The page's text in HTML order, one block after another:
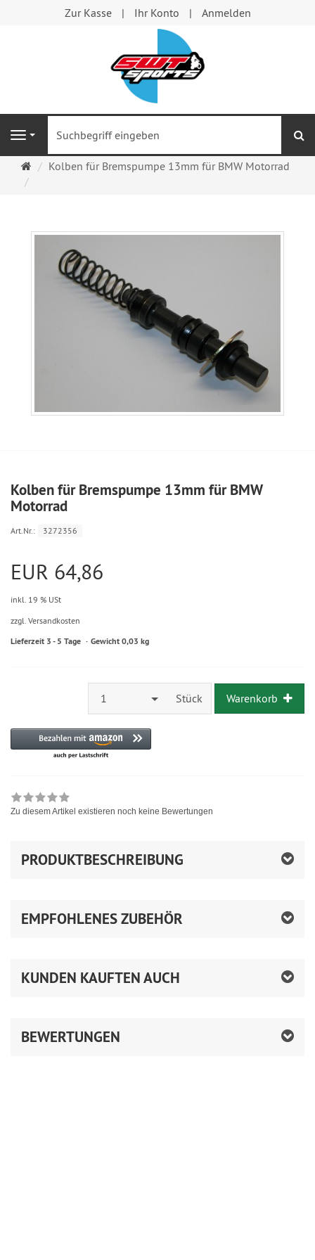
Zur Kasse Ihr Konto Anmelden
Navigation
Startseite
Kolben für Bremspumpe 13mm für BMW Motorrad
Kolben für Bremspumpe 13mm für BMW
Motorrad
Art.Nr.: 3272356
EUR 64,86
inkl. 19 % USt
zzgl. Versandkosten
Lieferzeit 3 - 5 Tage Gewicht 0,03 kg
1 Stück Warenkorb
Zu diesem Artikel existieren noch keine Bewertungen
PRODUKTBESCHREIBUNG
EMPFOHLENES ZUBEHÖR
KUNDEN KAUFTEN AUCH
BEWERTUNGEN